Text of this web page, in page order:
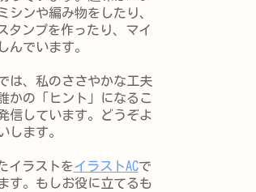
シンや編み物をしたり、
タンプを作ったり、マイ
んでいます。
は、私のささやかな工夫
かの「ヒント」になるこ
信しています。どうぞよ
します。
イラストをイラストACで
す。もしお役に立てるも